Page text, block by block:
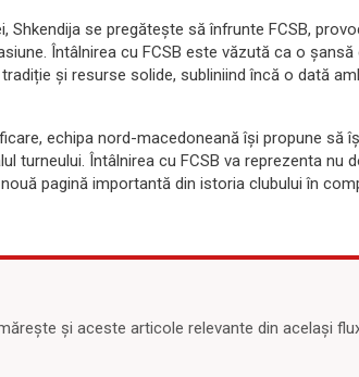
se pregătește să înfrunte FCSB,
Întâlnirea cu FCSB este văzută ca o șansă
și resurse solide, subliniind încă o dată
echipa nord-macedoneană își propune să
turneului. Întâlnirea cu FCSB va reprezenta nu
pagină importantă din istoria clubului în
și aceste articole relevante din același